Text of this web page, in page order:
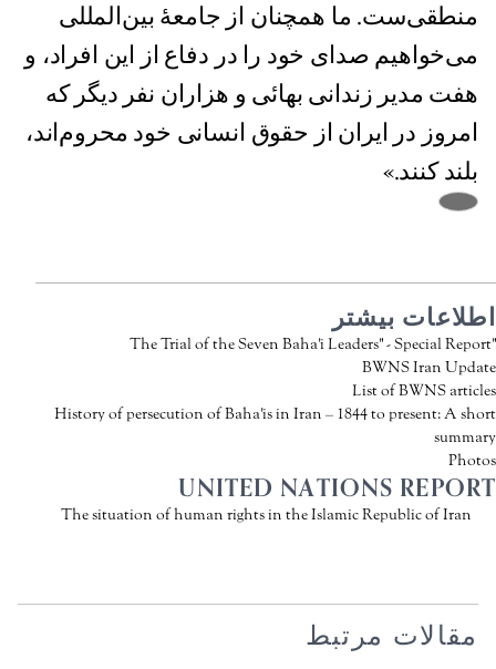
منطقی‌ست. ما همچنان از جامعۀ بین‌المللی
می‌خواهیم صدای خود را در دفاع از این افراد، و
هفت مدیر زندانی بهائی و هزاران نفر دیگر که
امروز در ایران از حقوق انسانی خود محروم‌اند،
بلند کنند.»
اطلاعات بیشتر
"The Trial of the Seven Baha'i Leaders" - Special Report
BWNS Iran Update
List of BWNS articles
History of persecution of Baha'is in Iran – 1844 to present: A short
summary
Photos
UNITED NATIONS REPORT
The situation of human rights in the Islamic Republic of Iran
مقالات مرتبط